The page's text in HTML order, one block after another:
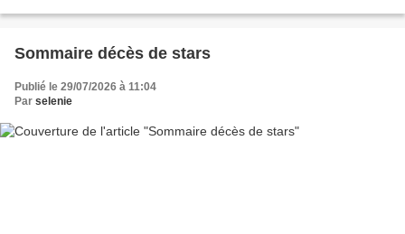
Sommaire décès de stars
Publié le 29/07/2026 à 11:04
Par selenie